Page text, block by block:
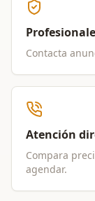
Contacta
Atención
Compara
agendar.